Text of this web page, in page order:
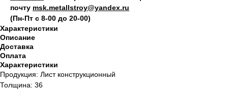
почту msk.metallstroy@yandex.ru
(Пн-Пт с 8-00 до 20-00)
Характеристики
Описание
Доставка
Оплата
Характеристики
Продукция: Лист конструкционный
Толщина: 36